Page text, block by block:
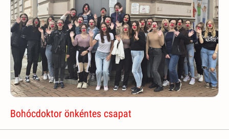
Bohócdoktor önkéntes csapat